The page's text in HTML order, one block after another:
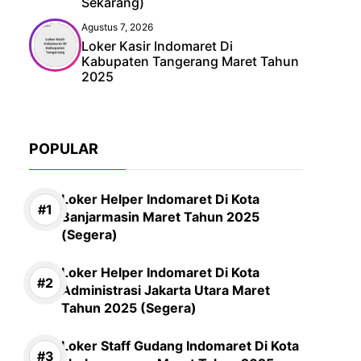
Agustus 7, 2026
Loker Kasir Indomaret Di
Kabupaten Tangerang Maret Tahun
2025
POPULAR
Loker Helper Indomaret Di Kota
Banjarmasin Maret Tahun 2025
(Segera)
Loker Helper Indomaret Di Kota
Administrasi Jakarta Utara Maret
Tahun 2025 (Segera)
Loker Staff Gudang Indomaret Di Kota